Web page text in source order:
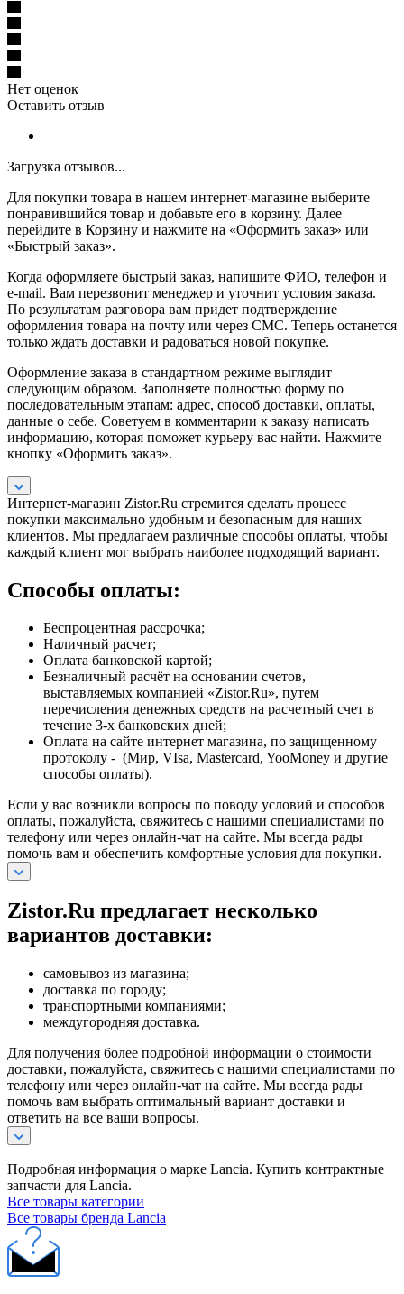
Нет оценок
Оставить отзыв
Загрузка отзывов...
Для покупки товара в нашем интернет-магазине выберите
понравившийся товар и добавьте его в корзину. Далее
перейдите в Корзину и нажмите на «Оформить заказ» или
«Быстрый заказ».
Когда оформляете быстрый заказ, напишите ФИО, телефон и
e-mail. Вам перезвонит менеджер и уточнит условия заказа.
По результатам разговора вам придет подтверждение
оформления товара на почту или через СМС. Теперь останется
только ждать доставки и радоваться новой покупке.
Оформление заказа в стандартном режиме выглядит
следующим образом. Заполняете полностью форму по
последовательным этапам: адрес, способ доставки, оплаты,
данные о себе. Советуем в комментарии к заказу написать
информацию, которая поможет курьеру вас найти. Нажмите
кнопку «Оформить заказ».
Интернет-магазин Zistor.Ru стремится сделать процесс
покупки максимально удобным и безопасным для наших
клиентов. Мы предлагаем различные способы оплаты, чтобы
каждый клиент мог выбрать наиболее подходящий вариант.
Способы оплаты:
Беспроцентная рассрочка;
Наличный расчет;
Оплата банковской картой;
Безналичный расчёт на основании счетов,
выставляемых компанией «Zistor.Ru», путем
перечисления денежных средств на расчетный счет в
течение 3-х банковских дней;
Оплата на сайте интернет магазина, по защищенному
протоколу - (Мир, VIsa, Mastercard, YooMoney и другие
способы оплаты).
Если у вас возникли вопросы по поводу условий и способов
оплаты, пожалуйста, свяжитесь с нашими специалистами по
телефону или через онлайн-чат на сайте. Мы всегда рады
помочь вам и обеспечить комфортные условия для покупки.
Zistor.Ru предлагает несколько
вариантов доставки:
самовывоз из магазина;
доставка по городу;
транспортными компаниями;
междугородняя доставка.
Для получения более подробной информации о стоимости
доставки, пожалуйста, свяжитесь с нашими специалистами по
телефону или через онлайн-чат на сайте. Мы всегда рады
помочь вам выбрать оптимальный вариант доставки и
ответить на все ваши вопросы.
Подробная информация о марке Lancia. Купить контрактные
запчасти для Lancia.
Все товары категории
Все товары бренда Lancia